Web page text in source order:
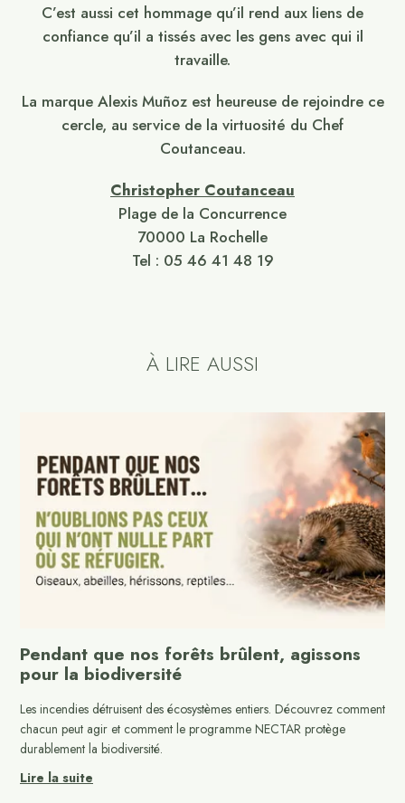
C’est aussi cet hommage qu’il rend aux liens de
confiance qu’il a tissés avec les gens avec qui il
travaille.
La marque Alexis Muñoz est heureuse de rejoindre ce
cercle, au service de la virtuosité du Chef
Coutanceau.
Christopher Coutanceau
Plage de la Concurrence
70000 La Rochelle
Tel : 05 46 41 48 19
À LIRE AUSSI
Pendant que nos forêts brûlent, agissons
pour la biodiversité
Les incendies détruisent des écosystèmes entiers. Découvrez comment
chacun peut agir et comment le programme NECTAR protège
durablement la biodiversité.
Lire la suite